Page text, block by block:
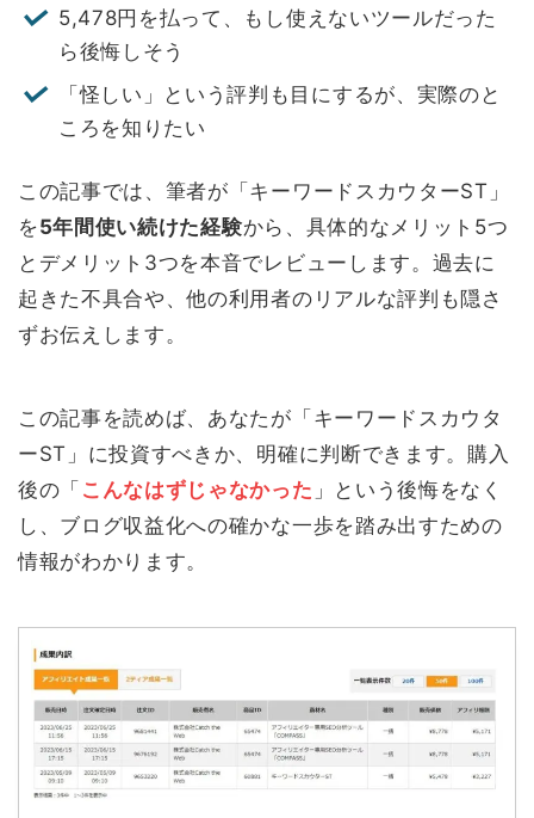
5,478円を払って、もし使えないツールだった
ら後悔しそう
「怪しい」という評判も目にするが、実際のと
ころを知りたい
この記事では、筆者が「キーワードスカウターST」
を5年間使い続けた経験から、具体的なメリット5つ
とデメリット3つを本音でレビューします。過去に
起きた不具合や、他の利用者のリアルな評判も隠さ
ずお伝えします。
この記事を読めば、あなたが「キーワードスカウタ
ーST」に投資すべきか、明確に判断できます。購入
後の「 こんなはずじゃなかった 」という後悔をなく
し、ブログ収益化への確かな一歩を踏み出すための
情報がわかります。